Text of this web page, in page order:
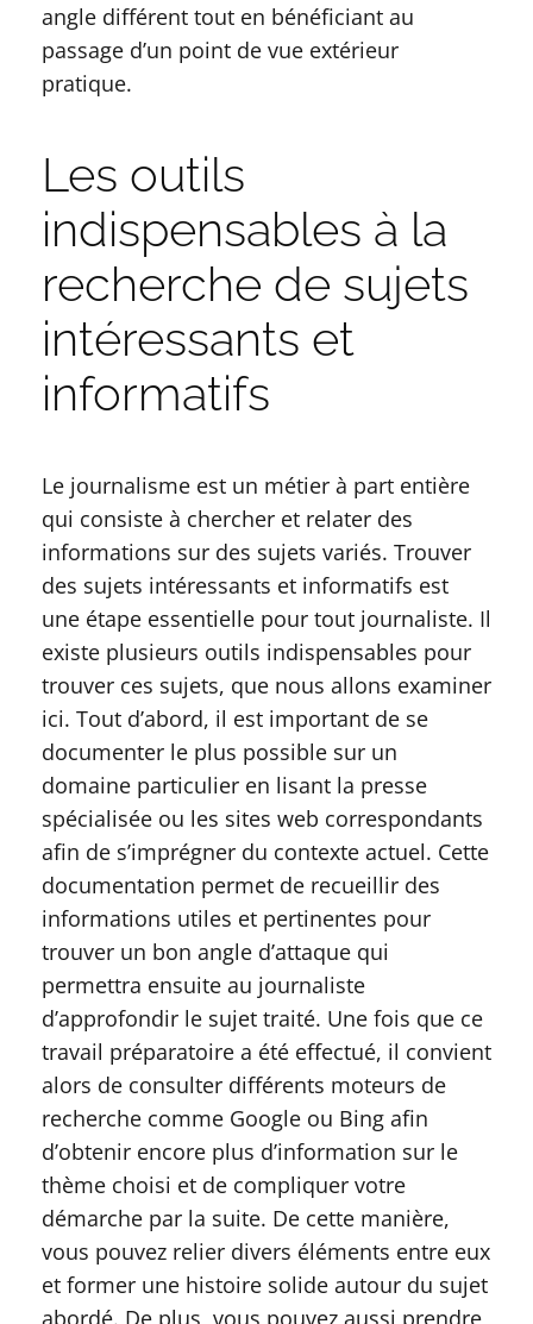
angle différent tout en bénéficiant au
passage d’un point de vue extérieur
pratique.
Les outils
indispensables à la
recherche de sujets
intéressants et
informatifs
Le journalisme est un métier à part entière
qui consiste à chercher et relater des
informations sur des sujets variés. Trouver
des sujets intéressants et informatifs est
une étape essentielle pour tout journaliste. Il
existe plusieurs outils indispensables pour
trouver ces sujets, que nous allons examiner
ici. Tout d’abord, il est important de se
documenter le plus possible sur un
domaine particulier en lisant la presse
spécialisée ou les sites web correspondants
afin de s’imprégner du contexte actuel. Cette
documentation permet de recueillir des
informations utiles et pertinentes pour
trouver un bon angle d’attaque qui
permettra ensuite au journaliste
d’approfondir le sujet traité. Une fois que ce
travail préparatoire a été effectué, il convient
alors de consulter différents moteurs de
recherche comme Google ou Bing afin
d’obtenir encore plus d’information sur le
thème choisi et de compliquer votre
démarche par la suite. De cette manière,
vous pouvez relier divers éléments entre eux
et former une histoire solide autour du sujet